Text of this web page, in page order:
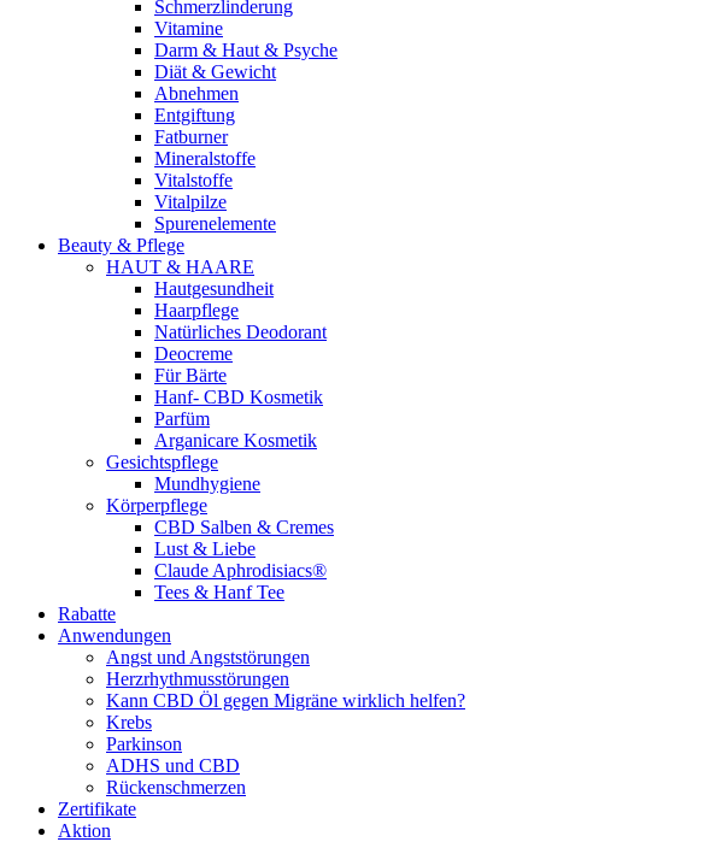
Schmerzlinderung
Vitamine
Darm & Haut & Psyche
Diät & Gewicht
Abnehmen
Entgiftung
Fatburner
Mineralstoffe
Vitalstoffe
Vitalpilze
Spurenelemente
Beauty & Pflege
HAUT & HAARE
Hautgesundheit
Haarpflege
Natürliches Deodorant
Deocreme
Für Bärte
Hanf- CBD Kosmetik
Parfüm
Arganicare Kosmetik
Gesichtspflege
Mundhygiene
Körperpflege
CBD Salben & Cremes
Lust & Liebe
Claude Aphrodisiacs®
Tees & Hanf Tee
Rabatte
Anwendungen
Angst und Angststörungen
Herzrhythmusstörungen
Kann CBD Öl gegen Migräne wirklich helfen?
Krebs
Parkinson
ADHS und CBD
Rückenschmerzen
Zertifikate
Aktion